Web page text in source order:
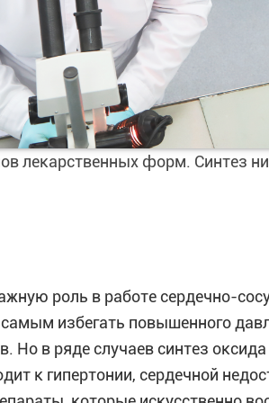
лекарственных форм. Синтез
роль в работе сердечно-
избегать повышенного
Но в ряде случаев синтез
к гипертонии, сердечной